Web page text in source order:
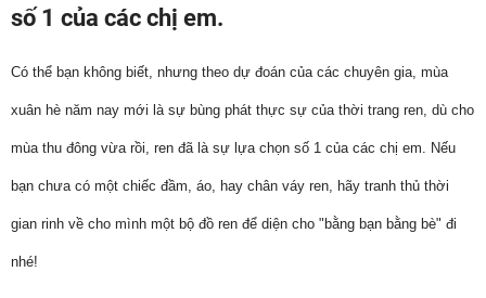
số 1 của các chị em.
Có thể bạn không biết, nhưng theo dự đoán của các chuyên gia, mùa
xuân hè năm nay mới là sự bùng phát thực sự của thời trang ren, dù cho
mùa thu đông vừa rồi, ren đã là sự lựa chọn số 1 của các chị em. Nếu
bạn chưa có một chiếc đầm, áo, hay chân váy ren, hãy tranh thủ thời
gian rinh về cho mình một bộ đồ ren để diện cho "bằng bạn bằng bè" đi
nhé!